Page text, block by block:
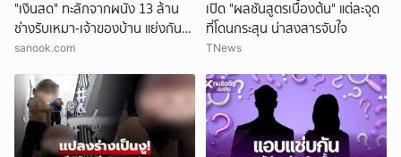
"เงินสด" ทะลักจากผนัง 13 ล้าน
ช่างรับเหมา-เจ้าของบ้าน แย่งกัน
วุ่น สุดท้ายศาลตัดสินให้ใคร?!
sanook.com
เปิด "ผลชันสูตรเบื้องต้น" แต่ละจุด
ที่โดนกระสุน น่าสงสารจับใจ
TNews